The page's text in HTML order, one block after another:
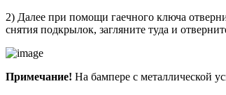
2) Далее при помощи гаечного ключа
снятия подкрылок, загляните туда и
Примечание! На бампере с металлической